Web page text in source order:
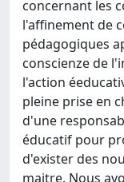
concernant les
l'affinement de
pédagogiques
conscienze de
l'action
pleine prise en
d'une
éducatif pour
d'exister des
maitre. Nous